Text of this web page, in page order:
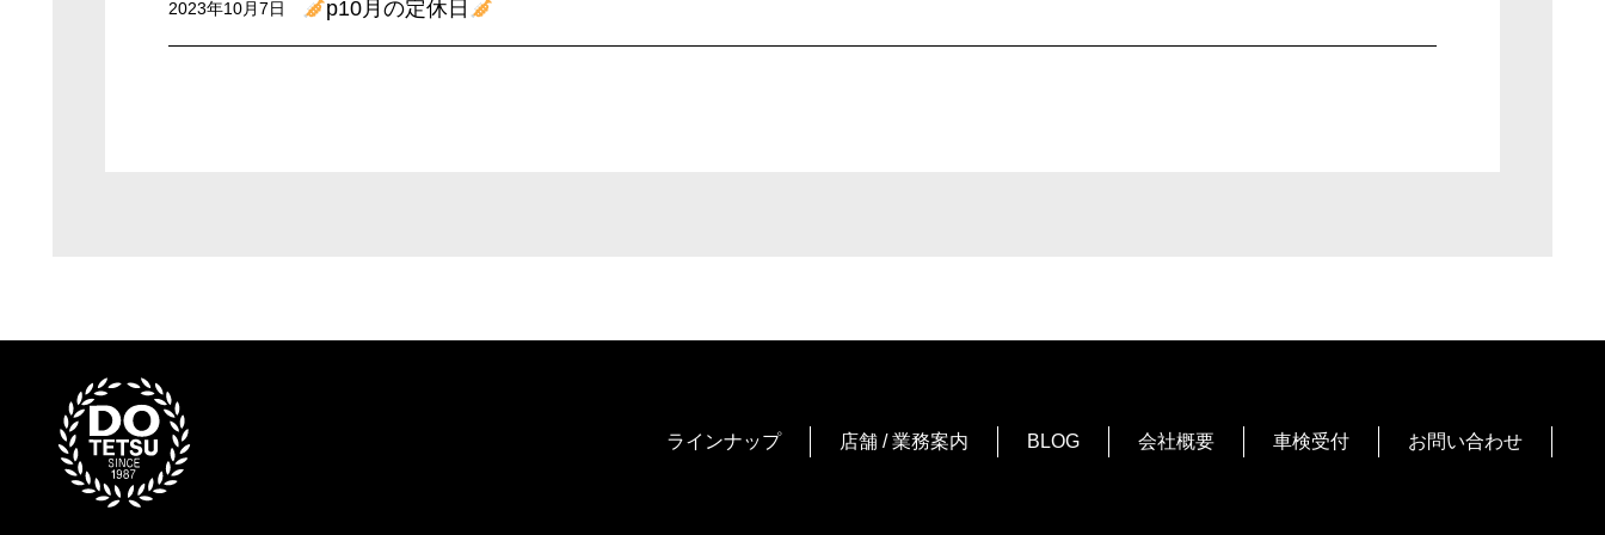
2023年10月7日 p10月の定休日
ラインナップ 店舗 / 業務案内 BLOG 会社概要 車検受付 お問い合わせ